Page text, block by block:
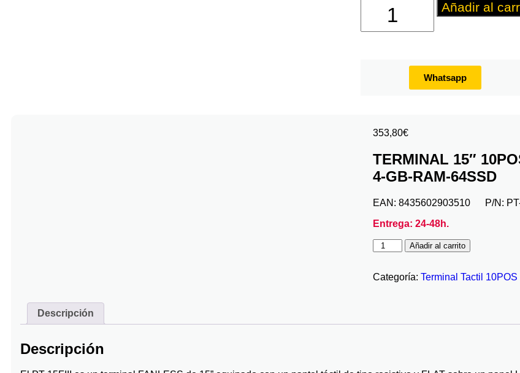
Añadir al
Whatsapp
353,80€
TERMINAL 15″
4-GB-RAM-64SSD
EAN: 8435602903510 P/N:
Entrega: 24-48h.
Añadir al carrito
Categoría: Terminal Tactil 10POS
Descripción
Descripción